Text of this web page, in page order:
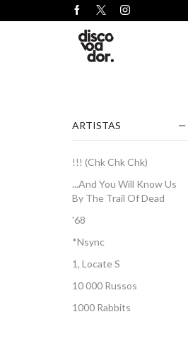
ARTISTAS
!!! (Chk Chk Chk)
...And You Will Know Us
By The Trail Of Dead
'68
*Nsync
1, Locate S
10 000 Russos
1000 Rabbits